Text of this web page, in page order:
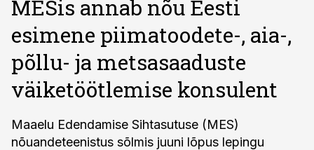
MESis annab nõu Eesti
esimene piimatoodete-, aia-,
põllu- ja metsasaaduste
väiketöötlemise konsulent
Maaelu Edendamise Sihtasutuse (MES)
nõuandeteenistus sõlmis juuni lõpus lepingu